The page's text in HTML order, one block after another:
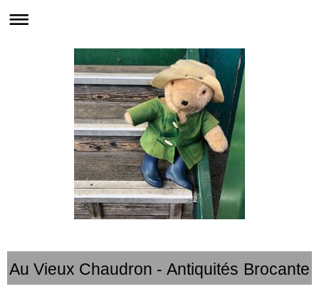
Au Vieux Chaudron - Antiquités Brocante